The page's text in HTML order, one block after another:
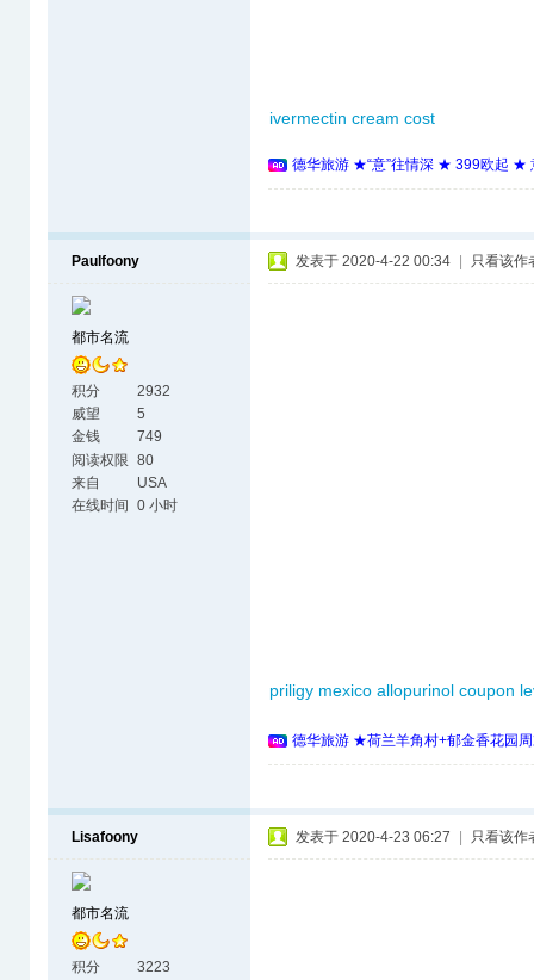
ivermectin cream cost
德华旅游 ★“意”往情深 ★ 399欧起 ★
Paulfoony
都市名流
积分
2932
威望
5
金钱
749
阅读权限 80
来自
USA
在线时间
0 小时
发表于 2020-4-22 00:34 只看该作
priligy mexico allopurinol coupon
德华旅游 ★荷兰羊角村+郁金香花园
Lisafoony
都市名流
积分
3223
发表于 2020-4-23 06:27 只看该作